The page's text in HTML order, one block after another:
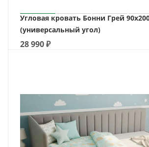
Угловая кровать Бонни Грей
(универсальный угол)
28 990₽